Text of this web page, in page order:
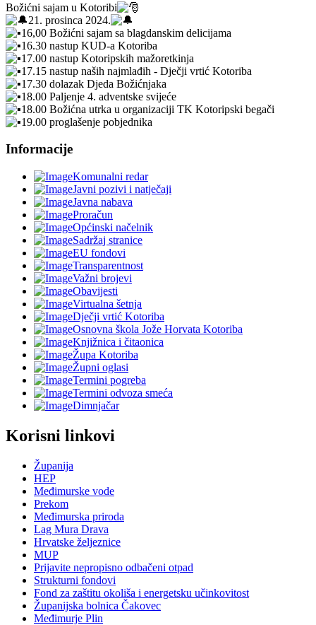
Božićni sajam u Kotoribi
21. prosinca 2024.
16,00 Božićni sajam sa blagdanskim delicijama
16.30 nastup KUD-a Kotoriba
17.00 nastup Kotoripskih mažoretkinja
17.15 nastup naših najmlađih - Dječji vrtić Kotoriba
17.30 dolazak Djeda Božićnjaka
18.00 Paljenje 4. adventske svijeće
18.00 Božićna utrka u organizaciji TK Kotoripski begači
19.00 proglašenje pobjednika
Informacije
Komunalni redar
Javni pozivi i natječaji
Javna nabava
Proračun
Općinski načelnik
Sadržaj stranice
EU fondovi
Transparentnost
Važni brojevi
Obavijesti
Virtualna šetnja
Dječji vrtić Kotoriba
Osnovna škola Jože Horvata Kotoriba
Knjižnica i čitaonica
Župa Kotoriba
Župni oglasi
Termini pogreba
Termini odvoza smeća
Dimnjačar
Korisni linkovi
Županija
HEP
Međimurske vode
Prekom
Međimurska priroda
Lag Mura Drava
Hrvatske željeznice
MUP
Prijavite nepropisno odbačeni otpad
Strukturni fondovi
Fond za zaštitu okoliša i energetsku učinkovitost
Županijska bolnica Čakovec
Međimurje Plin